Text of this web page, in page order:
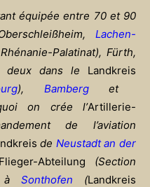
équipée entre 70 et 90
ßheim, Lachen-
Palatinat), Fürth,
deux dans le Landkreis
), Bamberget
on crée l’Artillerie-
de l’aviation
de Neustadt an der
Abteilung (Section
à Sonthofen (Landkreis